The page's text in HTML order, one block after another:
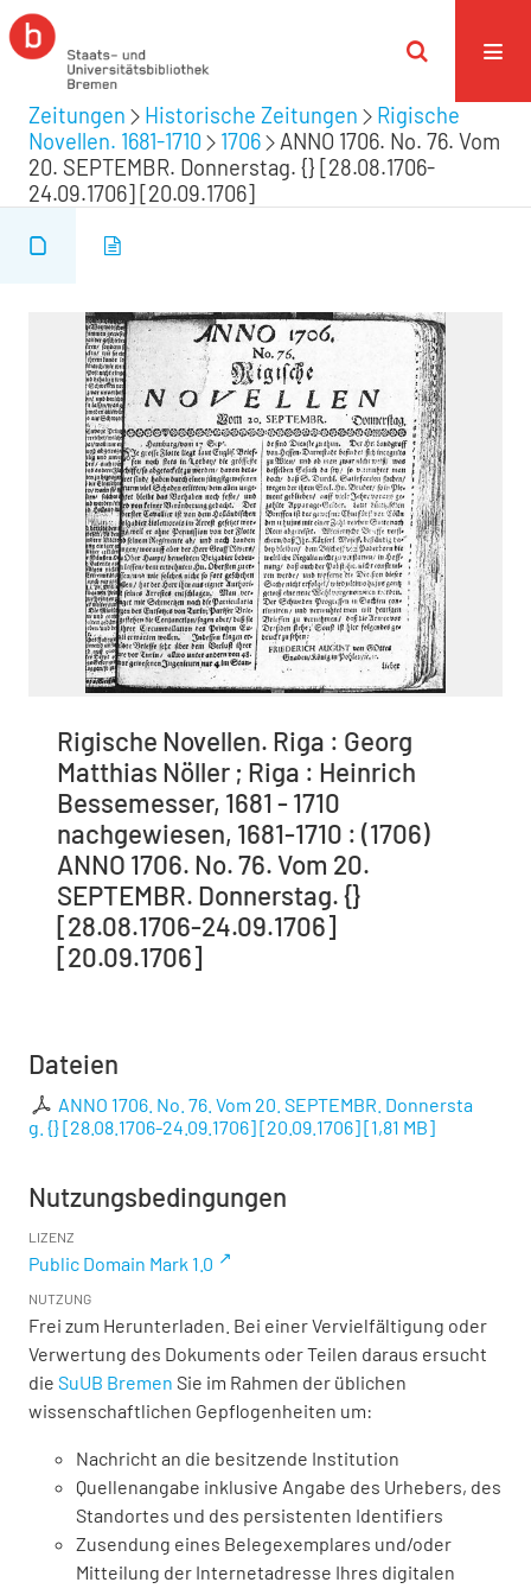
Zeitungen Historische Zeitungen
Rigische
Novellen. 1681-1710
1706
ANNO 1706. No. 76. Vom
20. SEPTEMBR. Donnerstag. {} [28.08.1706-
24.09.1706] [20.09.1706]
Rigische Novellen. Riga : Georg
Matthias Nöller ; Riga : Heinrich
Bessemesser, 1681 - 1710
nachgewiesen, 1681-1710 : (1706)
ANNO 1706. No. 76. Vom 20.
SEPTEMBR. Donnerstag. {}
[28.08.1706-24.09.1706]
[20.09.1706]
Dateien
ANNO 1706. No. 76. Vom 20. SEPTEMBR. Donnersta
g. {} [28.08.1706-24.09.1706] [20.09.1706][1,81 MB]
Nutzungsbedingungen
LIZENZ
Public Domain Mark 1.0
NUTZUNG
Frei zum Herunterladen. Bei einer Vervielfältigung oder
Verwertung des Dokuments oder Teilen daraus ersucht
die SuUB Bremen Sie im Rahmen der üblichen
wissenschaftlichen Gepflogenheiten um:
Nachricht an die besitzende Institution
Quellenangabe inklusive Angabe des Urhebers, des
Standortes und des persistenten Identifiers
Zusendung eines Belegexemplares und/oder
Mitteilung der Internetadresse Ihres digitalen